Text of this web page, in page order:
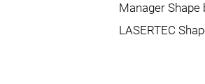
Manager
LASERTEC